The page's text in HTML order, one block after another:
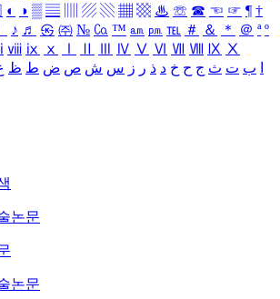
◐ ◑ ▒ ▤ ▨ ▧ ▦ ▩ ♨ ☏ ☎ ☜ ☞ ¶ †
♪ ♬ ㉿ ㈜ № ㏇ ™ ㏂ ㏘ ℡ ＃ ＆ ＊ ＠ ª º
ⅷ ⅸ ⅹ Ⅳ Ⅴ Ⅵ Ⅶ Ⅷ Ⅸ Ⅹ
ب ت ث ج ح خ د ذ ر ز س ش ص ض ط ظ
논문
논문